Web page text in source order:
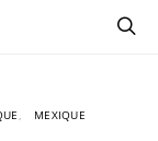
MEXIQUE